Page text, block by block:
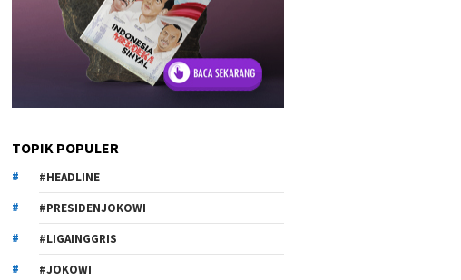
TOPIK POPULER
#HEADLINE
#PRESIDENJOKOWI
#LIGAINGGRIS
#JOKOWI